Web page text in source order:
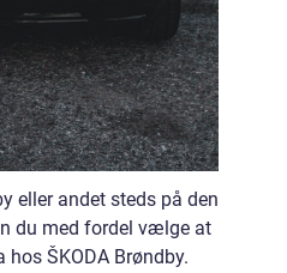
eller andet steds på den
du med fordel vælge at
hos ŠKODA Brøndby.